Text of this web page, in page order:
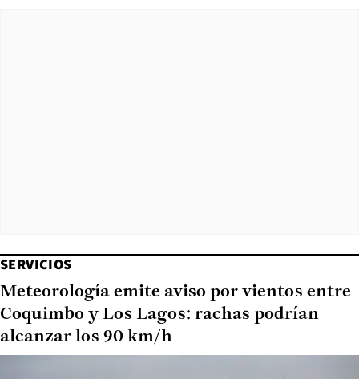
SERVICIOS
Meteorología emite aviso por vientos entre
Coquimbo y Los Lagos: rachas podrían
alcanzar los 90 km/h